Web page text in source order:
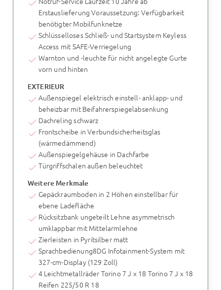
Erstauslieferung Voraussetzung: Verfügbarkeit
benötigter Mobilfunknetze
Schlüsselloses Schließ- und Startsystem Keyless
Access mit SAFE-Verriegelung
Warnton und -leuchte für nicht angelegte Gurte
vorn und hinten
EXTERIEUR
Außenspiegel elektrisch einstell- anklapp- und
beheizbar mit Beifahrerspiegelabsenkung
Dachreling schwarz
Frontscheibe in Verbundsicherheitsglas
(wärmedämmend)
Außenspiegelgehäuse in Dachfarbe
Türgriffschalen außen beleuchtet
Weitere Merkmale
Gepäckraumboden in 2 Höhen einstellbar für
ebene Ladefläche
Rücksitzbank ungeteilt Lehne asymmetrisch
umklappbar mit Mittelarmlehne
Zierleisten in Pyritsilber matt
Sprachbedienung8DG Infotainment-System mit
327-cm-Display (129 Zoll)
4 Leichtmetallräder Torino 7 J x 18 Torino 7 J x 18
Reifen 225/50 R 18